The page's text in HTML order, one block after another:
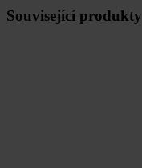
Související produkty